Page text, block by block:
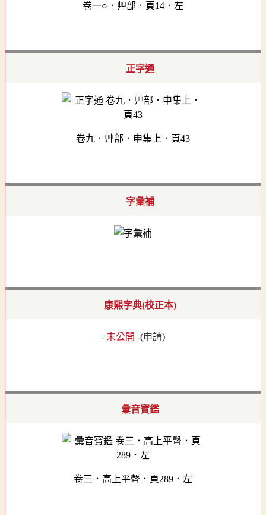
卷一○．艸部．頁14．左
正字通
卷九．艸部．申集上．頁43
字彙補
康熙字典(校正本)
- 未公開 -(申請)
彙音寶鑑
卷三．高上平聲．頁289．左